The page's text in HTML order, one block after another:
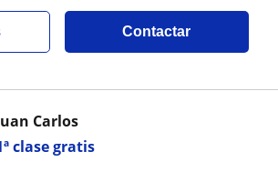
Contactar
clase gratis
Carlos